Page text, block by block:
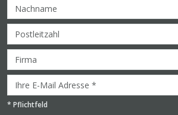
* Pflichtfeld